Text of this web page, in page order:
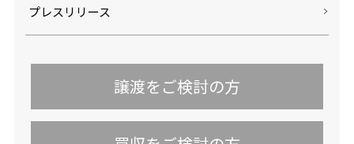
プレスリリース
譲渡をご検討の方